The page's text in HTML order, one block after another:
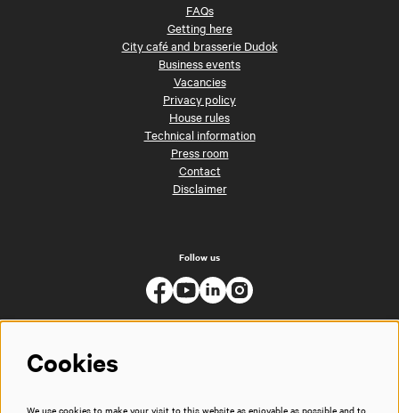
FAQs
Getting here
City café and brasserie Dudok
Business events
Vacancies
Privacy policy
House rules
Technical information
Press room
Contact
Disclaimer
Follow us
Cookies
We use cookies to make your visit to this website as enjoyable as possible and to